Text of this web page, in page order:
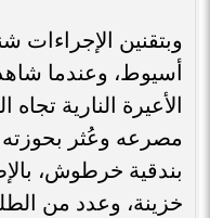
وبتقنين الإجراءات
أسيوط، وعندما
الأعيرة النارية
خزينة، وعدد من